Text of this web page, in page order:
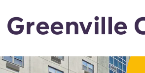
VCARB: Impulsando
Greenville